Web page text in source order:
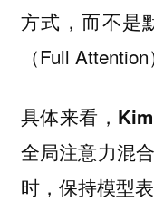
方式 ，而不
（Full Attention
具体来看，
全局注意力混
时，保持模型